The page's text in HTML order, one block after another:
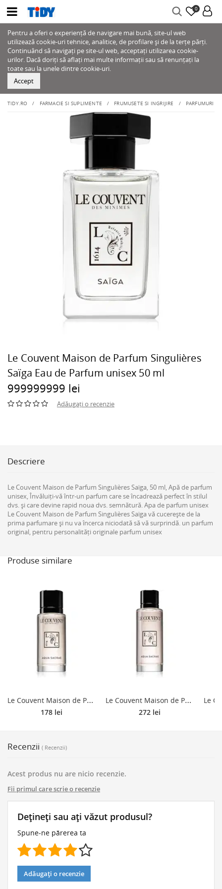
0
Pentru a oferi o experiență de navigare mai bună, site-ul web
utilizează cookie-uri tehnice, analitice, de profilare și de la terțe părți.
Continuând să navigați pe site-ul web, acceptați utilizarea cookie-
urilor. Dacă doriți să aflați mai multe informații sau să renunțați la
toate sau la unele dintre cookie-uri.
Accept
TIDY.RO FARMACIE SI SUPLIMENTE FRUMUSETE SI INGRIJIRE PARFUMURI
Le Couvent Maison de Parfum Singulières
Saïga Eau de Parfum unisex 50 ml
999999999 lei
Adăugați o recenzie
Descriere
Le Couvent Maison de Parfum Singulières Saïga, 50 ml, Apă de parfum
unisex, Învăluiți-vă într-un parfum care se încadrează perfect în stilul
dvs. și care devine rapid noua dvs. semnătură. Apa de parfum unisex
Le Couvent Maison de Parfum Singulières Saïga vă cucerește de la
prima parfumare și nu va încerca niciodată să vă surprindă. un parfum
original, pentru personalități originale parfum unisex
Produse similare
L
e Couvent Maison de Parfum Botaniques Aqua Sacrae eau de cologne unisex 50 ml
178 lei
L
e Couvent Maison de Parfum Botaniques Aqua Sacrae eau de cologne unisex 100 ml
272 lei
Recenzii ( Recenzii)
Acest produs nu are nicio recenzie.
Fii primul care scrie o recenzie
Dețineți sau ați văzut produsul?
Spune-ne părerea ta
Adăugați o recenzie